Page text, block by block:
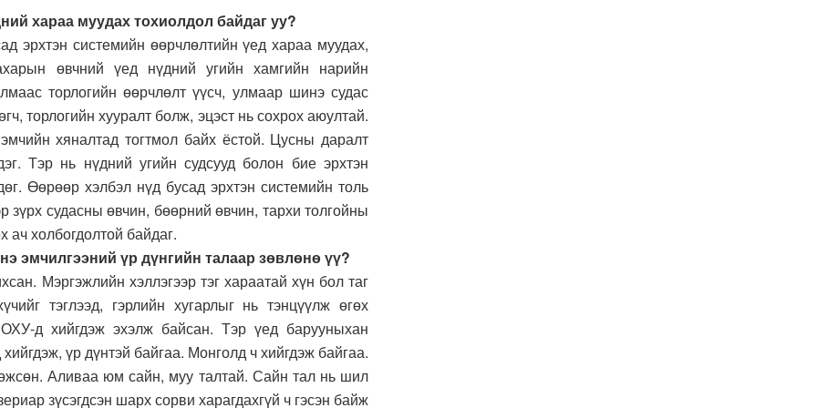
хараа муудах тохиолдол байдаг уу?
эрхтэн системийн өөрчлөлтийн үед хараа муудах,
өвчний үед нүдний угийн хамгийн нарийн
торлогийн өөрчлөлт үүсч, улмаар шинэ судас
торлогийн хууралт болж, эцэст нь сохрох аюултай.
хяналтад тогтмол байх ёстой. Цусны даралт
Тэр нь нүдний угийн судсууд болон бие эрхтэн
Өөрөөр хэлбэл нүд бусад эрхтэн системийн толь
зүрх судасны өвчин, бөөрний өвчин, тархи толгойны
ач холбогдолтой байдаг.
эмчилгээний үр дүнгийн талаар зөвлөнө үү?
Мэргэжлийн хэллэгээр тэг хараатай хүн бол таг
тэглээд, гэрлийн хугарлыг нь тэнцүүлж өгөх
д хийгдэж эхэлж байсан. Тэр үед барууныхан
үр дүнтэй байгаа. Монголд ч хийгдэж байгаа.
Аливаа юм сайн, муу талтай. Сайн тал нь шил
зүсэгдсэн шарх сорви харагдахгүй ч гэсэн байж